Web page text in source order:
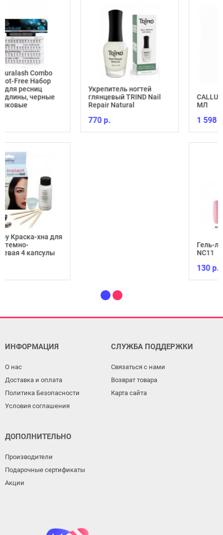
для
Укрепитель ногтей
глянцевый TRIND Nail
Repair Natural
CALLUS ELIMINATOR
Гель-лак Lacomchir
ИНФОРМАЦИЯ
О нас
Доставка и оплата
Политика Безопасности
Условия соглашения
СЛУЖБА ПОДДЕРЖКИ
Связаться с нами
Возврат товара
Карта сайта
ДОПОЛНИТЕЛЬНО
Производители
Подарочные сертификаты
Акции